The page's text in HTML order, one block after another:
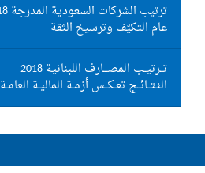
ترتيب الشركات السعودية المدرجة 2018:
عام التكيّف وترسيخ الثقة
تــرتيــب المصـــارف اللبنانية 2018
النـتــائــج تعـكــس أزمـة الماليـة العامـة